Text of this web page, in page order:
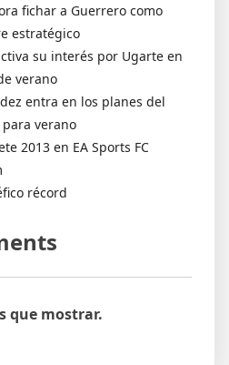
fichar a Guerrero como
estratégico
su interés por Ugarte en
verano
entra en los planes del
verano
2013 en EA Sports FC
récord
que mostrar.